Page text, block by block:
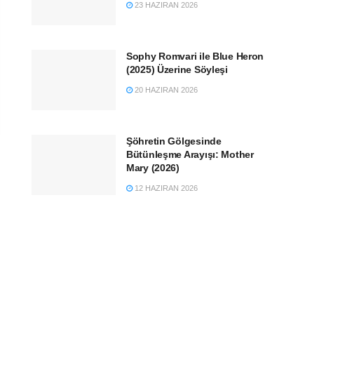
23 HAZIRAN 2026
Sophy Romvari ile Blue Heron
(2025) Üzerine Söyleşi
20 HAZIRAN 2026
Şöhretin Gölgesinde
Bütünleşme Arayışı: Mother
Mary (2026)
12 HAZIRAN 2026